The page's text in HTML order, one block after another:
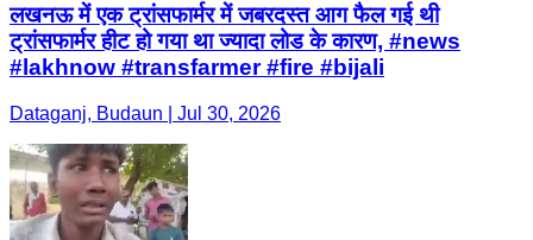
लखनऊ में एक ट्रांसफार्मर में जबरदस्त आग फैल गई थी
ट्रांसफार्मर हीट हो गया था ज्यादा लोड के कारण, #news
#lakhnow #transfarmer #fire #bijali
Dataganj, Budaun | Jul 30, 2026